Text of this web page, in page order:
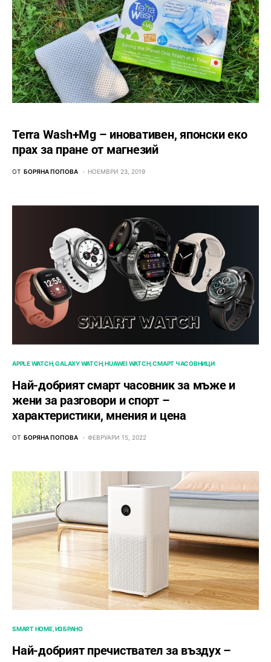
Terra Wash+Mg – иновативен, японски еко
прах за пране от магнезий
ОТ БОРЯНА ПОПОВА НОЕМВРИ 23, 2019
APPLE WATCH GALAXY WATCH HUAWEI WATCH СМАРТ ЧАСОВНИЦИ
Най-добрият смарт часовник за мъже и
жени за разговори и спорт –
характеристики, мнения и цена
ОТ БОРЯНА ПОПОВА ФЕВРУАРИ 15, 2022
SMART HOME ИЗБРАНО
Най-добрият пречиствател за въздух –